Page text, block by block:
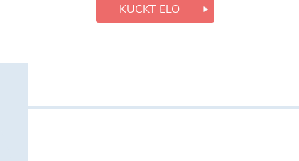
KUCKT ELO